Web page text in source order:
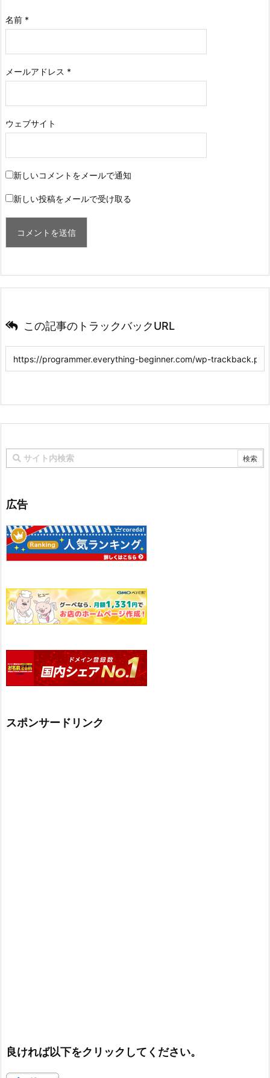
名前 *
メールアドレス *
ウェブサイト
新しいコメントをメールで通知
新しい投稿をメールで受け取る
この記事のトラックバックURL
広告
スポンサードリンク
良ければ以下をクリックしてください。